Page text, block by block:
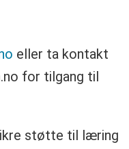
eller ta kontakt
for tilgang til
støtte til læring